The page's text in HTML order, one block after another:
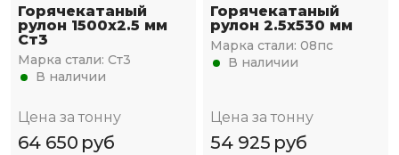
Горячекатаный
рулон 1500х2.5 мм
Ст3
Марка стали: Ст3
В наличии
Цена за тонну
64 650 руб
Горячекатаный
рулон 2.5х530 мм
Марка стали: 08пс
В наличии
Цена за тонну
54 925 руб